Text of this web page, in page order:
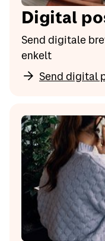
Digital
Send digitale
enkelt
Send digital